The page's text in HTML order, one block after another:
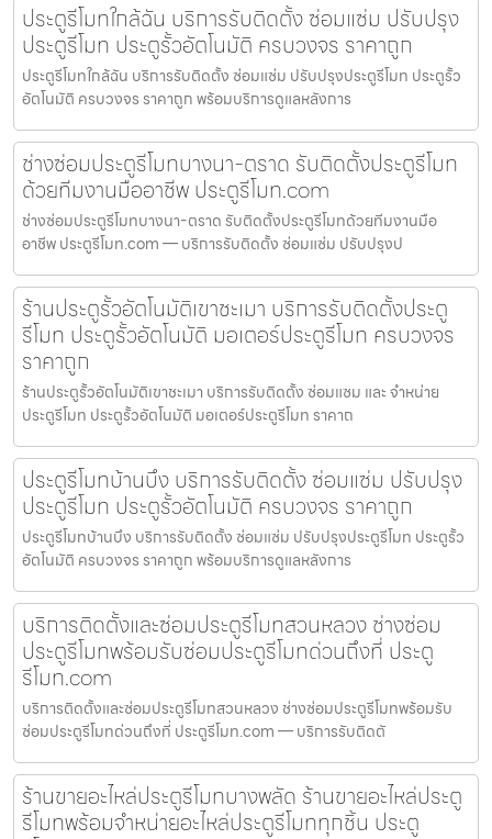
ประตูรีโมทใกล้ฉัน บริการรับติดตั้ง ซ่อมแซ่ม ปรับปรุง
ประตูรีโมท ประตูรั้วอัตโนมัติ ครบวงจร ราคาถูก
ประตูรีโมทใกล้ฉัน บริการรับติดตั้ง ซ่อมแซ่ม ปรับปรุงประตูรีโมท ประตูรั้ว
อัตโนมัติ ครบวงจร ราคาถูก พร้อมบริการดูแลหลังการ
ช่างซ่อมประตูรีโมทบางนา-ตราด รับติดตั้งประตูรีโมท
ด้วยทีมงานมืออาชีพ ประตูรีโมท.com
ช่างซ่อมประตูรีโมทบางนา-ตราด รับติดตั้งประตูรีโมทด้วยทีมงานมือ
อาชีพ ประตูรีโมท.com — บริการรับติดตั้ง ซ่อมแซ่ม ปรับปรุงป
ร้านประตูรั้วอัตโนมัติเขาชะเมา บริการรับติดตั้งประตู
รีโมท ประตูรั้วอัตโนมัติ มอเตอร์ประตูรีโมท ครบวงจร
ราคาถูก
ร้านประตูรั้วอัตโนมัติเขาชะเมา บริการรับติดตั้ง ซ่อมแซม และ จำหน่าย
ประตูรีโมท ประตูรั้วอัตโนมัติ มอเตอร์ประตูรีโมท ราคาถ
ประตูรีโมทบ้านบึง บริการรับติดตั้ง ซ่อมแซ่ม ปรับปรุง
ประตูรีโมท ประตูรั้วอัตโนมัติ ครบวงจร ราคาถูก
ประตูรีโมทบ้านบึง บริการรับติดตั้ง ซ่อมแซ่ม ปรับปรุงประตูรีโมท ประตูรั้ว
อัตโนมัติ ครบวงจร ราคาถูก พร้อมบริการดูแลหลังการ
บริการติดตั้งและซ่อมประตูรีโมทสวนหลวง ช่างซ่อม
ประตูรีโมทพร้อมรับซ่อมประตูรีโมทด่วนถึงที่ ประตู
รีโมท.com
บริการติดตั้งและซ่อมประตูรีโมทสวนหลวง ช่างซ่อมประตูรีโมทพร้อมรับ
ซ่อมประตูรีโมทด่วนถึงที่ ประตูรีโมท.com — บริการรับติดตั
ร้านขายอะไหล่ประตูรีโมทบางพลัด ร้านขายอะไหล่ประตู
รีโมทพร้อมจำหน่ายอะไหล่ประตูรีโมททุกชิ้น ประตู